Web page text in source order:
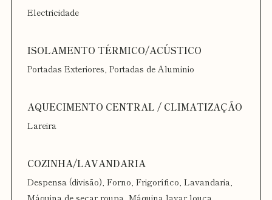
Electricidade
Portadas Exteriores, Portadas de Aluminio
Lareira
Despensa (divisão), Forno, Frigorífico, Lavandaria,
Máquina de secar roupa, Máquina lavar louça,